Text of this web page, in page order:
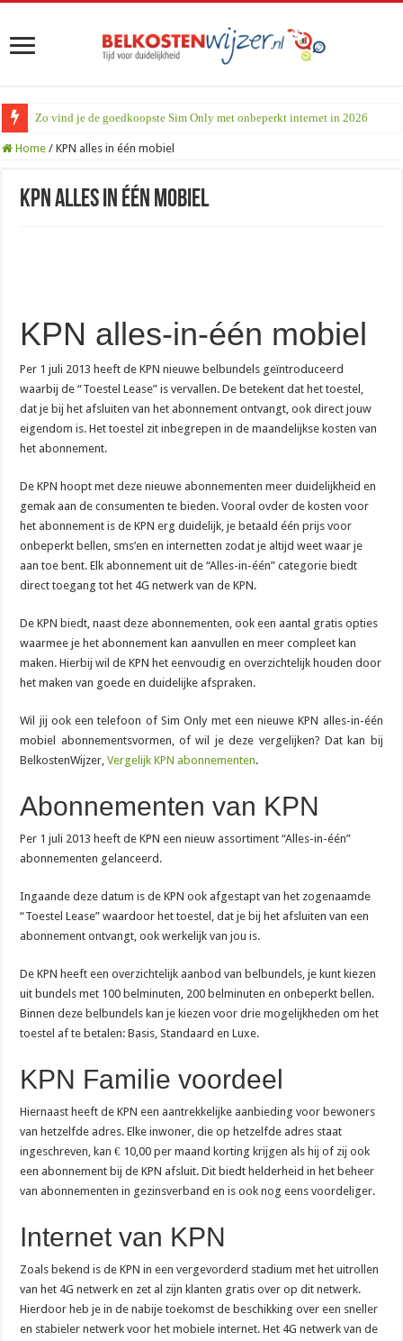
Zo vind je de goedkoopste Sim Only met onbeperkt internet in 2026
Home / KPN alles in één mobiel
KPN alles in één mobiel
KPN alles-in-één mobiel
Per 1 juli 2013 heeft de KPN nieuwe belbundels geïntroduceerd
waarbij de “Toestel Lease” is vervallen. De betekent dat het toestel,
dat je bij het afsluiten van het abonnement ontvangt, ook direct jouw
eigendom is. Het toestel zit inbegrepen in de maandelijkse kosten van
het abonnement.
De KPN hoopt met deze nieuwe abonnementen meer duidelijkheid en
gemak aan de consumenten te bieden. Vooral ovder de kosten voor
het abonnement is de KPN erg duidelijk, je betaald één prijs voor
onbeperkt bellen, sms’en en internetten zodat je altijd weet waar je
aan toe bent. Elk abonnement uit de “Alles-in-één” categorie biedt
direct toegang tot het 4G netwerk van de KPN.
De KPN biedt, naast deze abonnementen, ook een aantal gratis opties
waarmee je het abonnement kan aanvullen en meer compleet kan
maken. Hierbij wil de KPN het eenvoudig en overzichtelijk houden door
het maken van goede en duidelijke afspraken.
Wil jij ook een telefoon of Sim Only met een nieuwe KPN alles-in-één
mobiel abonnementsvormen, of wil je deze vergelijken? Dat kan bij
BelkostenWijzer,Vergelijk KPN abonnementen.
Abonnementen van KPN
Per 1 juli 2013 heeft de KPN een nieuw assortiment “Alles-in-één”
abonnementen gelanceerd.
Ingaande deze datum is de KPN ook afgestapt van het zogenaamde
“Toestel Lease” waardoor het toestel, dat je bij het afsluiten van een
abonnement ontvangt, ook werkelijk van jou is.
De KPN heeft een overzichtelijk aanbod van belbundels, je kunt kiezen
uit bundels met 100 belminuten, 200 belminuten en onbeperkt bellen.
Binnen deze belbundels kan je kiezen voor drie mogelijkheden om het
toestel af te betalen: Basis, Standaard en Luxe.
KPN Familie voordeel
Hiernaast heeft de KPN een aantrekkelijke aanbieding voor bewoners
van hetzelfde adres. Elke inwoner, die op hetzelfde adres staat
ingeschreven, kan € 10,00 per maand korting krijgen als hij of zij ook
een abonnement bij de KPN afsluit. Dit biedt helderheid in het beheer
van abonnementen in gezinsverband en is ook nog eens voordeliger.
Internet van KPN
Zoals bekend is de KPN in een vergevorderd stadium met het uitrollen
van het 4G netwerk en zet al zijn klanten gratis over op dit netwerk.
Hierdoor heb je in de nabije toekomst de beschikking over een sneller
en stabieler netwerk voor het mobiele internet. Het 4G netwerk van de